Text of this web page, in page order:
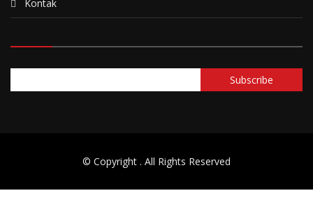
Kontak
© Copyright . All Rights Reserved